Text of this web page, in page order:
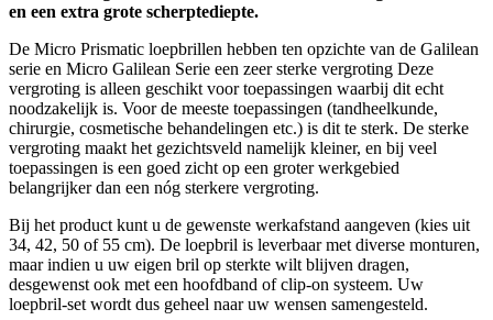
en een extra grote scherptediepte.
De Micro Prismatic loepbrillen hebben ten opzichte van de Galilean
serie en Micro Galilean Serie een zeer sterke vergroting Deze
vergroting is alleen geschikt voor toepassingen waarbij dit echt
noodzakelijk is. Voor de meeste toepassingen (tandheelkunde,
chirurgie, cosmetische behandelingen etc.) is dit te sterk. De sterke
vergroting maakt het gezichtsveld namelijk kleiner, en bij veel
toepassingen is een goed zicht op een groter werkgebied
belangrijker dan een nóg sterkere vergroting.
Bij het product kunt u de gewenste werkafstand aangeven (kies uit
34, 42, 50 of 55 cm). De loepbril is leverbaar met diverse monturen,
maar indien u uw eigen bril op sterkte wilt blijven dragen,
desgewenst ook met een hoofdband of clip-on systeem. Uw
loepbril-set wordt dus geheel naar uw wensen samengesteld.